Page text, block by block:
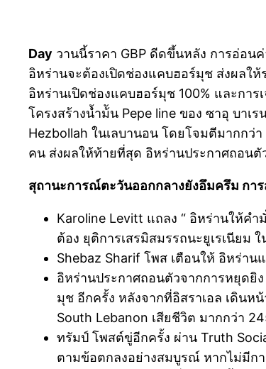
Day วานนี้ราคา GBP ดีดขึ้นหลัง การอ่อน
อิหร่านจะต้องเปิดช่องแคบฮอร์มุช ส่งผลใ
อิหร่านเปิดช่องแคบฮอร์มุช 100% และกา
โครงสร้างน้ำม้ัน Pepe line ของ ซาอุ บา
Hezbollah ในเลบานอน โดยโจมตีมากกว่
คน ส่งผลให้ท้ายที่สุด อิหร่านประกาศถอนตั
สุถานะการณ์ตะวันออกกลางยังอึมครึม กา
Karoline Levitt แถลง “ อิหร่านให้ค
ต้อง ยุติการเสรมิสมรรถนะยูเรเนียม
Shebaz Sharif โพส เตือนให้ อิหร่าน
อิหร่านประกาศถอนตัวจากการหยุดยิ
มุช อีกครั้ง หลังจากที่อิสราเอล เดินห
South Lebanon เสียชีวิต มากกว่า
ทรัมป์ โพสต์ขู่อีกครั้ง ผ่าน Truth
ตามข้อตกลงอย่างสมบูรณ์ หากไม่มีก